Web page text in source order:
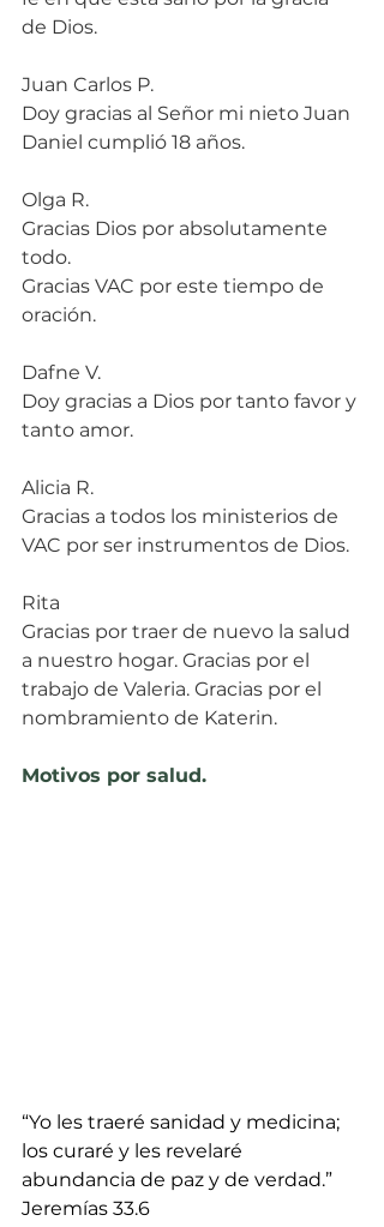
de Dios.
Juan Carlos P.
Doy gracias al Señor mi nieto Juan
Daniel cumplió 18 años.
Olga R.
Gracias Dios por absolutamente
todo.
Gracias VAC por este tiempo de
oración.
Dafne V.
Doy gracias a Dios por tanto favor y
tanto amor.
Alicia R.
Gracias a todos los ministerios de
VAC por ser instrumentos de Dios.
Rita
Gracias por traer de nuevo la salud
a nuestro hogar. Gracias por el
trabajo de Valeria. Gracias por el
nombramiento de Katerin.
Motivos por salud.
“Yo les traeré sanidad y medicina;
los curaré y les revelaré
abundancia de paz y de verdad.”
Jeremías 33.6